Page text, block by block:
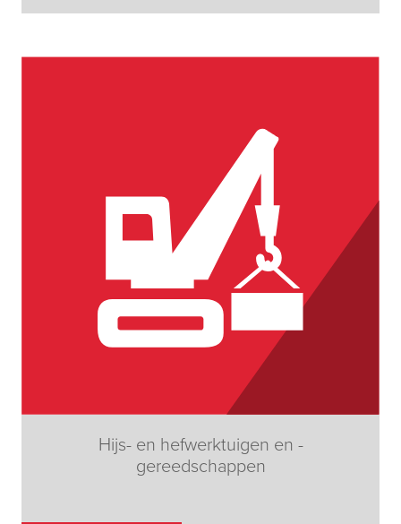
Hijs- en hefwerktuigen en -
gereedschappen